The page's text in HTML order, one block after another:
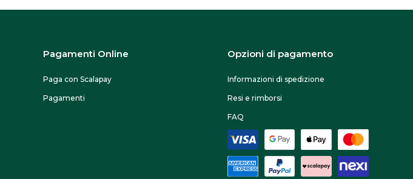
Pagamenti Online
Paga con Scalapay
Pagamenti
Opzioni di pagamento
Informazioni di spedizione
Resi e rimborsi
FAQ